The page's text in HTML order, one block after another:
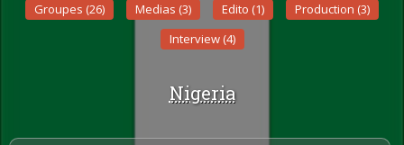
Groupes (26)
Medias (3) Edito (1)
Production (3)
Interview (4)
Nigeria